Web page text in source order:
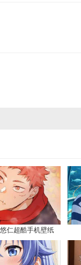
仁超酷手机壁纸